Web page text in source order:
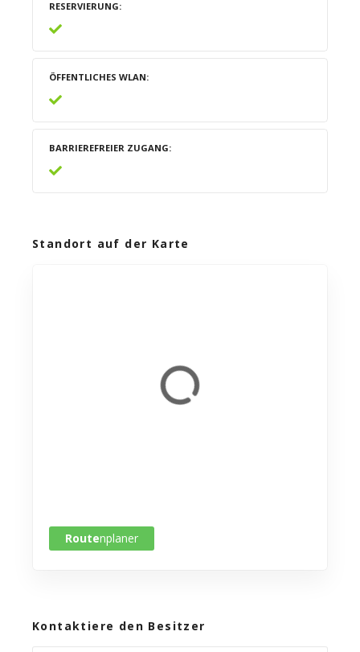
RESERVIERUNG
ÖFFENTLICHES WLAN
BARRIEREFREIER ZUGANG
Standort auf der Karte
Routenplaner
Kontaktiere den Besitzer